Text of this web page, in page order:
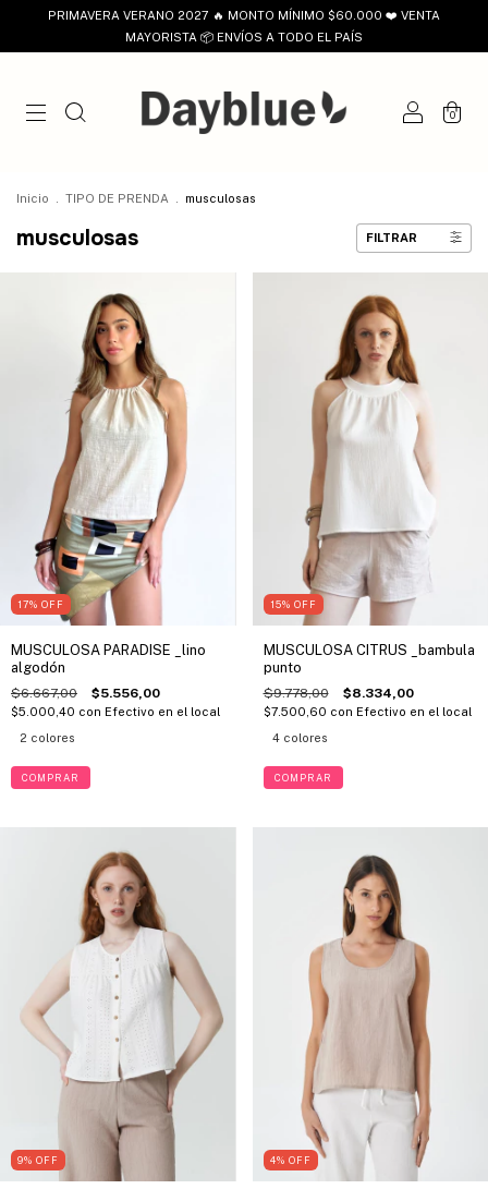
PRIMAVERA VERANO 2027 🔥 MONTO MÍNIMO $60.000 ❤️ VENTA
MAYORISTA 📦 ENVÍOS A TODO EL PAÍS
0
Inicio TIPO DE PRENDA musculosas
musculosas FILTRAR
17% OFF
MUSCULOSA PARADISE _lino
algodón
$6.667,00 $5.556,00
$5.000,40 con Efectivo en el local
2 colores
COMPRAR
15% OFF
MUSCULOSA CITRUS _bambula
punto
$9.778,00 $8.334,00
$7.500,60 con Efectivo en el local
4 colores
COMPRAR
9% OFF 4% OFF